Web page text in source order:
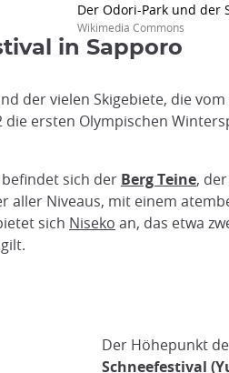
Der Odori-Park und der
Wikimedia Commons
in Sapporo
der vielen Skigebiete, die
die ersten Olympischen
sich der Berg Teine,
Niveaus, mit einem
sich Niseko an, das etwa
Der Höhepunkt
Schneefestival